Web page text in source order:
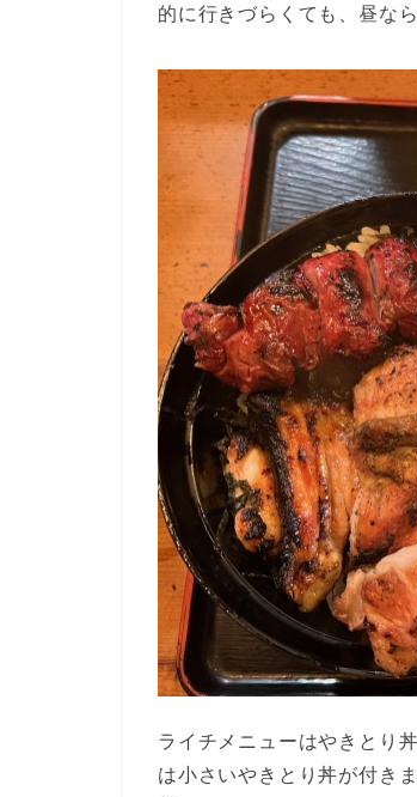
的に行きづらくても、昼な
ライチメニューはやきとり
は小さいやきとり丼が付き